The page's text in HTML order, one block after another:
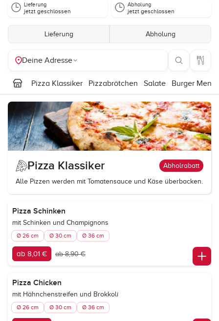
Lieferung
jetzt geschlossen
Abholung
jetzt geschlossen
Lieferung Abholung
Deine Adresse
Pizza Klassiker Pizzabrötchen Salate Burger Menüs
Pizza Klassiker Abholrabatt
Alle Pizzen werden mit Tomatensauce und Käse überbacken.
Pizza Schinken
mit Schinken und Champignons
Ø 26 cm Ø 30 cm Ø 36 cm
ab 8,01 € ab 8,90 €
Pizza Chicken
mit Hähnchenstreifen und Brokkoli
Ø 26 cm Ø 30 cm Ø 36 cm